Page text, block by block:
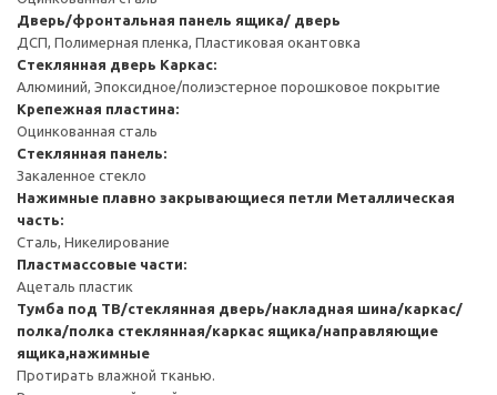
Дверь/фронтальная панель ящика/ дверь
ДСП, Полимерная пленка, Пластиковая окантовка
Стеклянная дверь Каркас:
Алюминий, Эпоксидное/полиэстерное порошковое покрытие
Крепежная пластина:
Оцинкованная сталь
Стеклянная панель:
Закаленное стекло
Нажимные плавно закрывающиеся петли Металлическая
часть:
Сталь, Никелирование
Пластмассовые части:
Ацеталь пластик
Тумба под ТВ/стеклянная дверь/накладная шина/каркас/
полка/полка стеклянная/каркас ящика/направляющие
ящика,нажимные
Протирать влажной тканью.